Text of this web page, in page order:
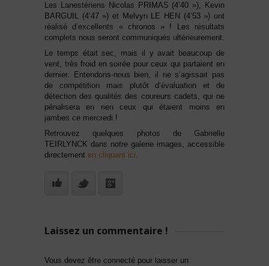
Les Lanestériens Nicolas PRIMAS (4’40 »), Kevin
BARGUIL (4’47 ») et Melvyn LE HEN (4’53 ») ont
réalisé d’excellents « chronos » ! Les résultats
complets nous seront communiqués ultérieurement.
Le temps était sec, mais il y avait beaucoup de
vent, très froid en soirée pour ceux qui partaient en
dernier. Entendons-nous bien, il ne s’agissait pas
de compétition mais plutôt d’évaluation et de
détection des qualités des coureurs cadets, qui ne
pénalisera en rien ceux qui étaient moins en
jambes ce mercredi !
Retrouvez quelques photos de Gabrielle
TEIRLYNCK dans notre galerie images, accessible
directement en cliquant ici.
Laissez un commentaire !
Vous devez être connecté pour laisser un